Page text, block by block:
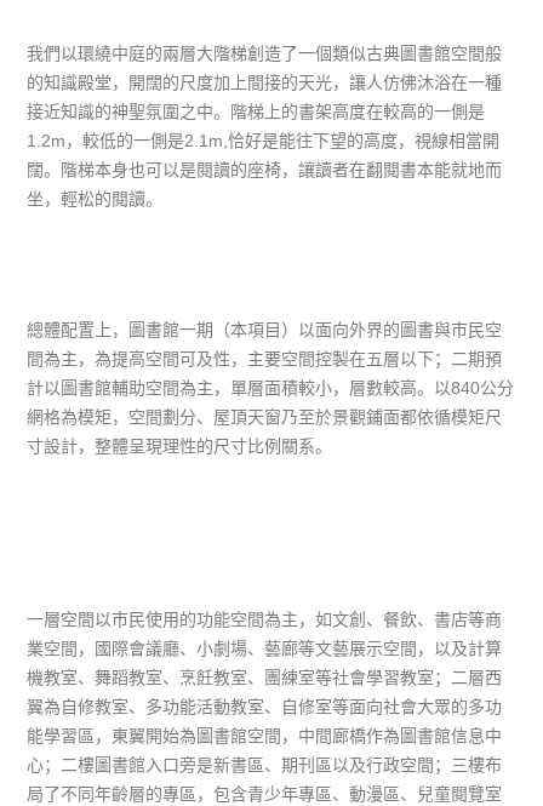
我們以環繞中庭的兩層大階梯創造了一個類似古典圖書館空間般
的知識殿堂，開闊的尺度加上間接的天光，讓人仿佛沐浴在一種
接近知識的神聖氛圍之中。階梯上的書架高度在較高的一側是
1.2m，較低的一側是2.1m,恰好是能往下望的高度，視線相當開
闊。階梯本身也可以是閱讀的座椅，讓讀者在翻閱書本能就地而
坐，輕松的閱讀。
總體配置上，圖書館一期（本項目）以面向外界的圖書與市民空
間為主，為提高空間可及性，主要空間控製在五層以下；二期預
計以圖書館輔助空間為主，單層面積較小，層數較高。以840公分
網格為模矩，空間劃分、屋頂天窗乃至於景觀鋪面都依循模矩尺
寸設計，整體呈現理性的尺寸比例關系。
一層空間以市民使用的功能空間為主，如文創、餐飲、書店等商
業空間，國際會議廳、小劇場、藝廊等文藝展示空間，以及計算
機教室、舞蹈教室、烹飪教室、團練室等社會學習教室；二層西
翼為自修教室、多功能活動教室、自修室等面向社會大眾的多功
能學習區，東翼開始為圖書館空間，中間廊橋作為圖書館信息中
心；二樓圖書館入口旁是新書區、期刊區以及行政空間；三樓布
局了不同年齡層的專區，包含青少年專區、動漫區、兒童閱覽室